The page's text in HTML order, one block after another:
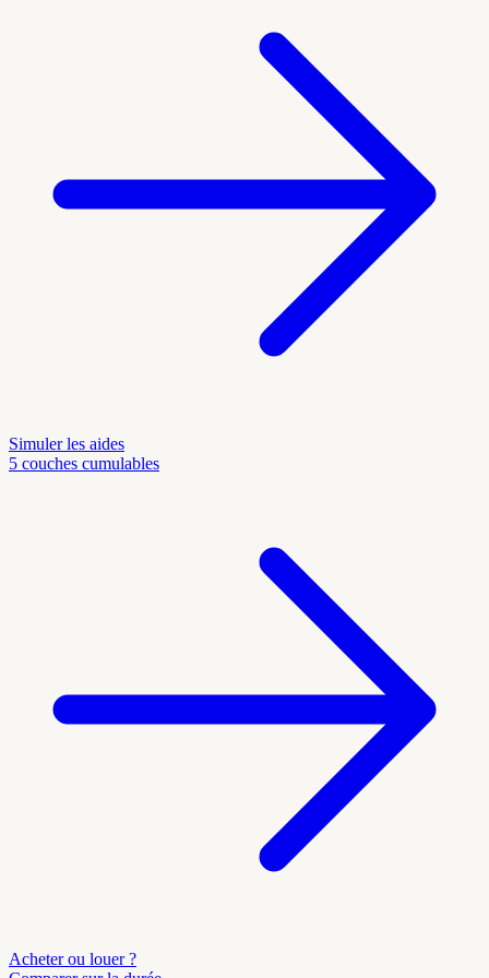
Simuler les aides
5 couches cumulables
Acheter ou louer ?